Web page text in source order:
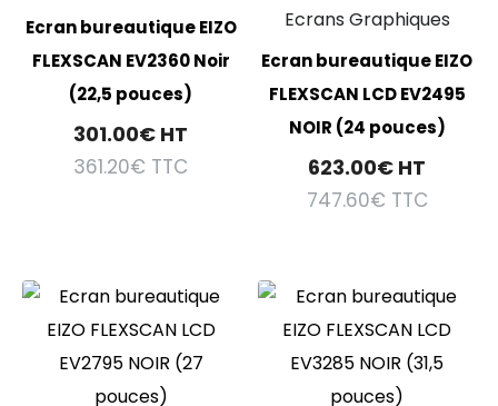
Ecran bureautique EIZO
FLEXSCAN EV2360 Noir
(22,5 pouces)
301.00€ HT
361.20€ TTC
Ecrans Graphiques
Ecran bureautique EIZO
FLEXSCAN LCD EV2495
NOIR (24 pouces)
623.00€ HT
747.60€ TTC